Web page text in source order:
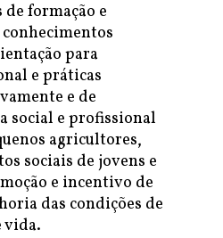
de formação e
para
e práticas
e de
social e profissional
agricultores,
sociais de jovens e
e incentivo de
das condições de
vida.